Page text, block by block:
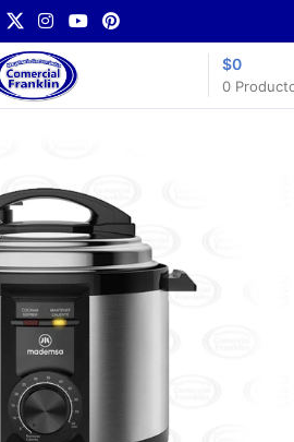
0
$0